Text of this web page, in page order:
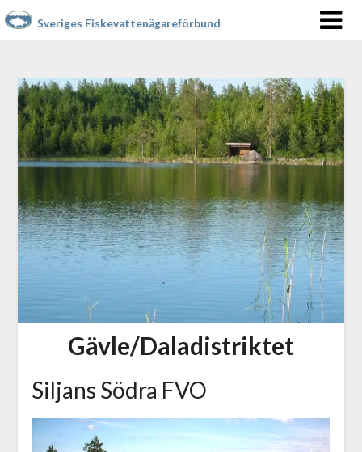
Sveriges Fiskevattenägareförbund
Gävle/Daladistriktet
Siljans Södra FVO